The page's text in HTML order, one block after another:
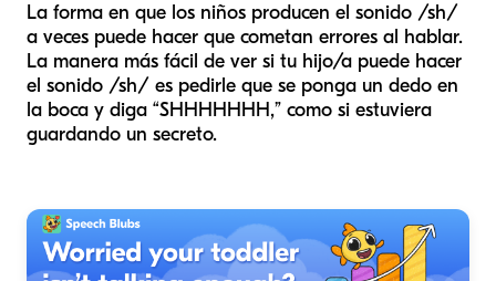
La forma en que los niños producen el sonido /sh/
a veces puede hacer que cometan errores al hablar.
La manera más fácil de ver si tu hijo/a puede hacer
el sonido /sh/ es pedirle que se ponga un dedo en
la boca y diga “SHHHHHHH,” como si estuviera
guardando un secreto.